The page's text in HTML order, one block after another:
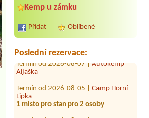
Kemp u zámku
Přidat Oblíbené
Poslední rezervace:
Bílina Kyselka
YesYes0
Termín od 2026-08-07 |
Termín od 2026-08-05 |
1 misto pro stan pro 2 osoby
Termín od 2026-08-31 |Kemp a
kempová místa